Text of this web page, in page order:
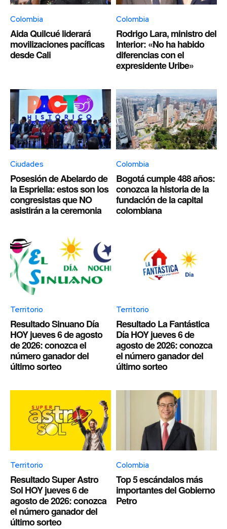
Colombia
Aida Quilcué liderará
movilizaciones pacíficas
desde Cali
Colombia
Rodrigo Lara, ministro del
Interior: «No ha habido
diferencias con el
expresidente Uribe»
Ciudades
Posesión de Abelardo de
la Espriella: estos son los
congresistas que NO
asistirán a la ceremonia
Colombia
Bogotá cumple 488 años:
conozca la historia de la
fundación de la capital
colombiana
Territorio
Resultado Sinuano Día
HOY jueves 6 de agosto
de 2026: conozca el
número ganador del
último sorteo
Territorio
Resultado La Fantástica
Día HOY jueves 6 de
agosto de 2026: conozca
el número ganador del
último sorteo
Territorio
Resultado Super Astro
Sol HOY jueves 6 de
agosto de 2026: conozca
el número ganador del
último sorteo
Colombia
Top 5 escándalos más
importantes del Gobierno
Petro